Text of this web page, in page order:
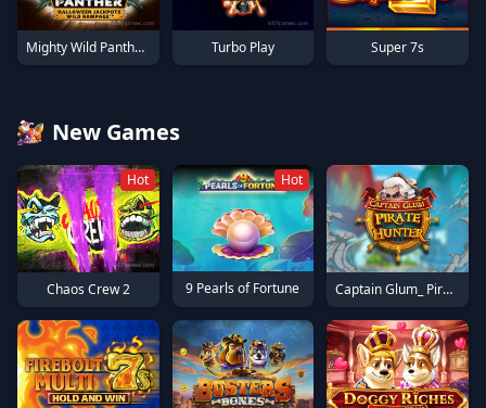
Mighty Wild Panther... Turbo Play Super 7s
New Games
Hot
Chaos Crew 2
Hot
9 Pearls of Fortune Captain Glum_ Pirate Hunter